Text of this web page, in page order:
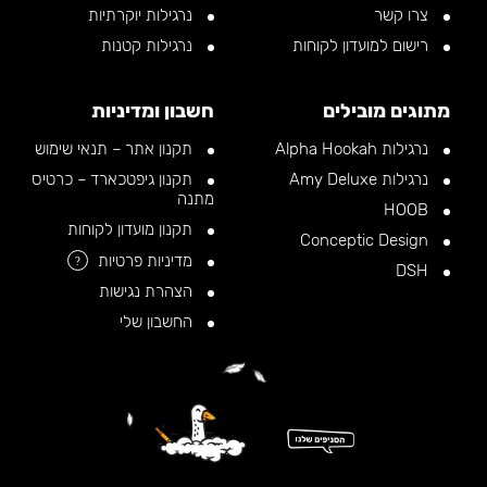
צרו קשר
רישום למועדון לקוחות
נרגילות יוקרתיות
נרגילות קטנות
מתוגים מובילים
נרגילות Alpha Hookah
נרגילות Amy Deluxe
חשבון ומדיניות
תקנון אתר – תנאי שימוש
תקנון גיפטכארד – כרטיס
מתנה
תקנון מועדון לקוחות
מדיניות פרטיות
?
הצהרת נגישות
החשבון שלי